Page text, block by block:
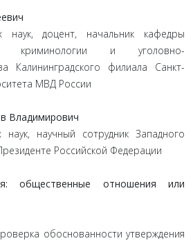
наук, доцент, начальник кафедры
криминологии и уголовно-
Калининградского филиала Санкт-
МВД России
Владимирович
наук, научный сотрудник Западного
Российской Федерации
общественные отношения или
обоснованности утверждения